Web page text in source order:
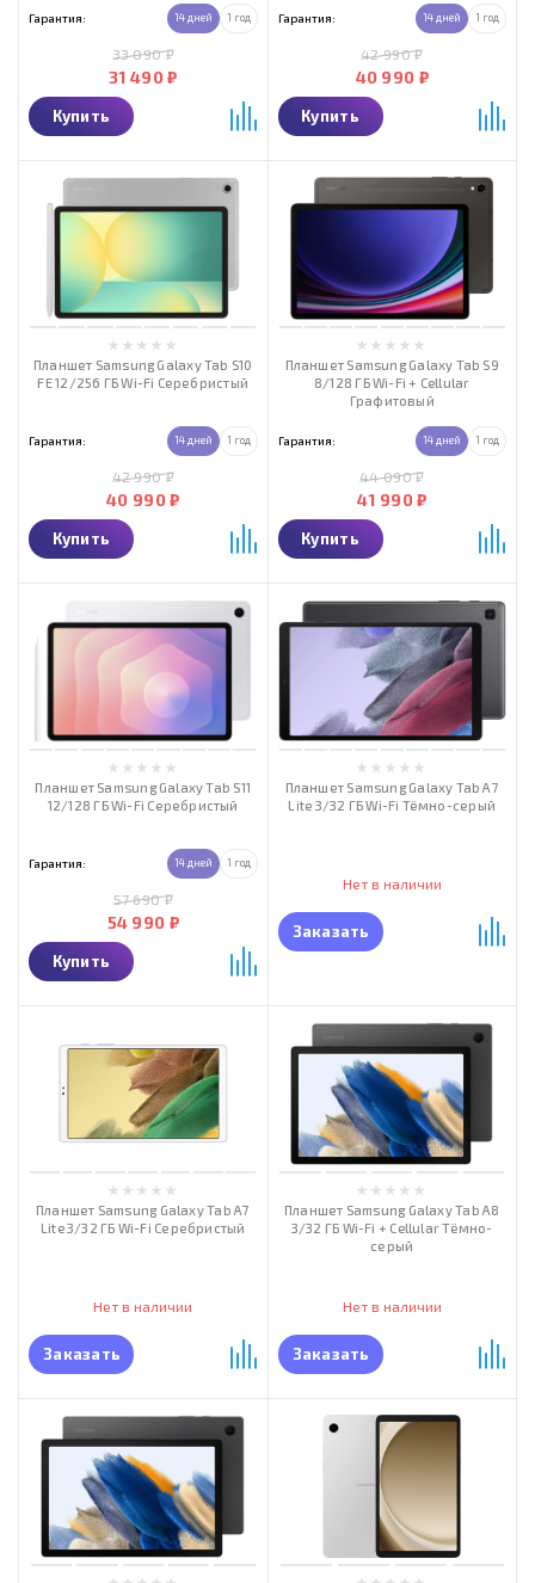
Гарантия: 14 дней 1 год
31 490 ₽
33 090 ₽
Купить
Гарантия: 14 дней 1 год
40 990 ₽
42 990 ₽
Купить
Планшет Samsung Galaxy Tab S10
FE 12/256 ГБ Wi-Fi Серебристый
Гарантия: 14 дней 1 год
40 990 ₽
42 990 ₽
Купить
Планшет Samsung Galaxy Tab S9
8/128 ГБ Wi-Fi + Cellular
Графитовый
Гарантия: 14 дней 1 год
41 990 ₽
44 090 ₽
Купить
Планшет Samsung Galaxy Tab S11
12/128 ГБ Wi-Fi Серебристый
Гарантия: 14 дней 1 год
54 990 ₽
57 690 ₽
Купить
Планшет Samsung Galaxy Tab A7
Lite 3/32 ГБ Wi-Fi Тёмно-серый
Нет в наличии
Заказать
Планшет Samsung Galaxy Tab A7
Lite 3/32 ГБ Wi-Fi Серебристый
Нет в наличии
Заказать
Планшет Samsung Galaxy Tab A8
3/32 ГБ Wi-Fi + Cellular Тёмно-
серый
Нет в наличии
Заказать